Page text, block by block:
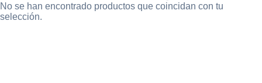
No se han encontrado productos que coincidan con tu
selección.